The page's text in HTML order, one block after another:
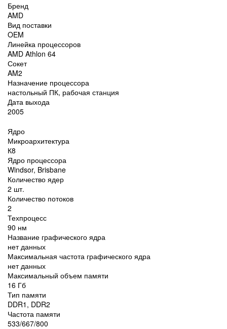
Бренд
AMD
Вид поставки
OEM
Линейка процессоров
AMD Athlon 64
Сокет
AM2
Назначение процессора
настольный ПК, рабочая станция
Дата выхода
2005
Ядро
Микроархитектура
К8
Ядро процессора
Windsor, Brisbane
Количество ядер
2 шт.
Количество потоков
2
Техпроцесс
90 нм
Название графического ядра
нет данных
Максимальная частота графического ядра
нет данных
Максимальный объем памяти
16 Гб
Тип памяти
DDR1, DDR2
Частота памяти
533/667/800